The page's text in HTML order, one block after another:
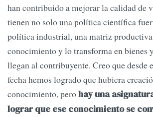
han contribuido a mejorar la calidad de
tienen no solo una política científica
política industrial, una matriz
conocimiento y lo transforma en bienes
llegan al contribuyente. Creo que desde
fecha hemos logrado que hubiera
conocimiento, perohay una
lograr que ese conocimiento se